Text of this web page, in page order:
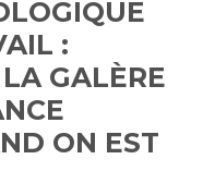
:
GALÈRE
ON EST